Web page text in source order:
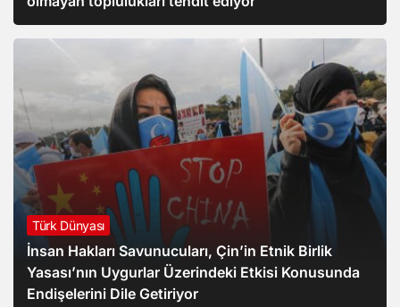
Türk Dünyası
İnsan Hakları Savunucuları, Çin’in Etnik Birlik
Yasası’nın Uygurlar Üzerindeki Etkisi Konusunda
Endişelerini Dile Getiriyor